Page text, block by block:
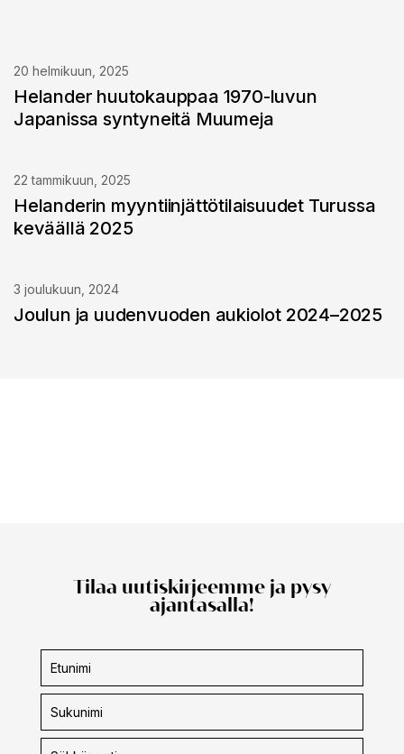
20 helmikuun, 2025
Helander huutokauppaa 1970-luvun
Japanissa syntyneitä Muumeja
22 tammikuun, 2025
Helanderin myyntiinjättötilaisuudet Turussa
keväällä 2025
3 joulukuun, 2024
Joulun ja uudenvuoden aukiolot 2024–2025
Tilaa uutiskirjeemme ja pysy
ajantasalla!
Uutiskirjeen
tilaus